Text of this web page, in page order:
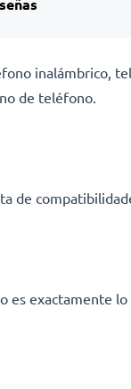
inalámbrico,
de teléfono.
de
es exactamente